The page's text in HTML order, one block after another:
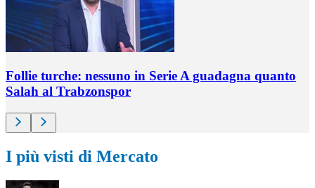
Follie turche: nessuno in Serie A guadagna quanto
Salah al Trabzonspor
I più visti di Mercato